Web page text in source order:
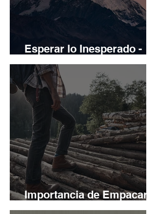
Esperar lo Inesperado -
Adaptarse
Importancia de Empacar
Ligero